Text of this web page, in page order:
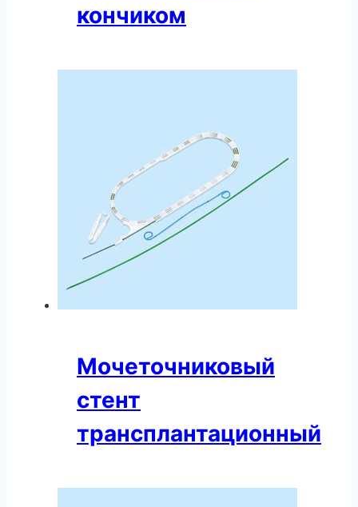
кончиком
Мочеточниковый
стент
трансплантационный